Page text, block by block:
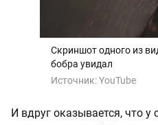
Скриншот одного из
бобра увидал
Источник:YouTube
И вдруг оказывается, что